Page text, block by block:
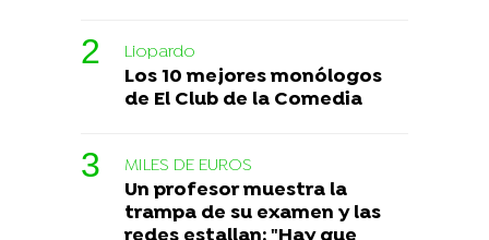
Liopardo
Los 10 mejores monólogos
de El Club de la Comedia
MILES DE EUROS
Un profesor muestra la
trampa de su examen y las